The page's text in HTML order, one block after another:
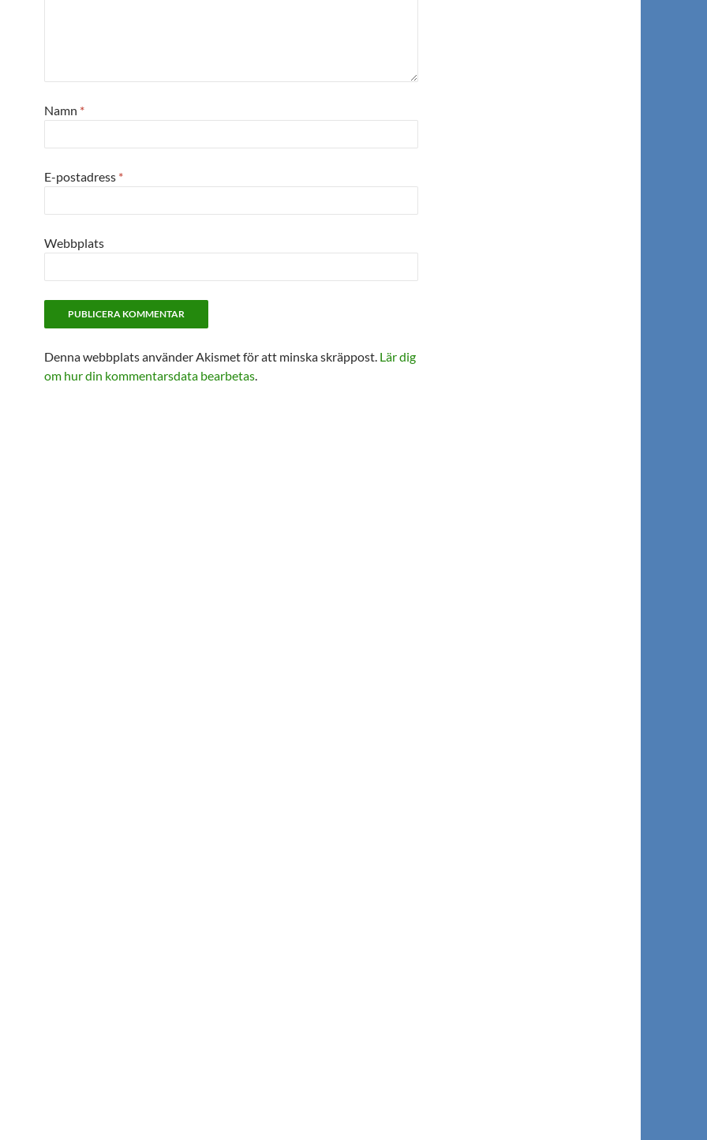
Namn *
E-postadress *
Webbplats
Denna webbplats använder Akismet för att minska skräppost. Lär dig
om hur din kommentarsdata bearbetas.